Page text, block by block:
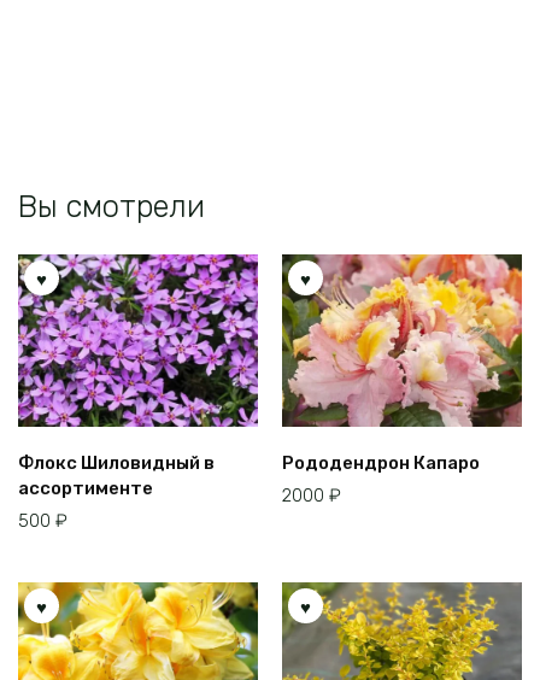
Вы смотрели
Флокс Шиловидный в
ассортименте
500 ₽
Рододендрон Капаро
2000 ₽